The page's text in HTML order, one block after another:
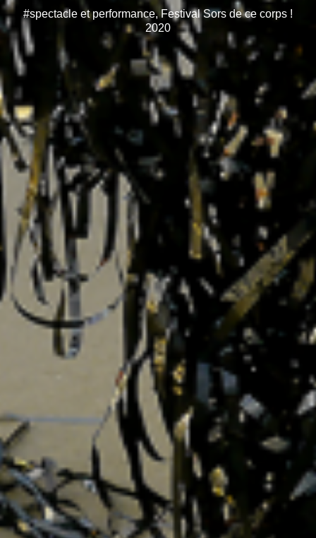
#spectacle et performance, Festival Sors de ce corps !
2020